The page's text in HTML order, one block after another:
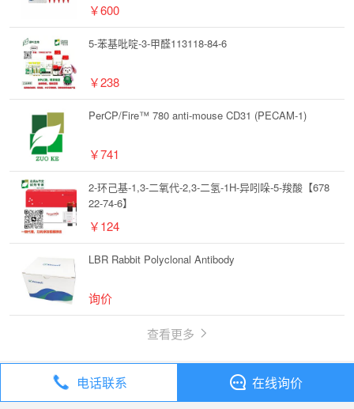
￥600
5-苯基吡啶-3-甲醛113118-84-6
￥238
PerCP/Fire™ 780 anti-mouse CD31 (PECAM-1)
￥741
2-环己基-1,3-二氧代-2,3-二氢-1H-异吲哚-5-羧酸【678
22-74-6】
￥124
LBR Rabbit Polyclonal Antibody
询价
查看更多
全部分类 试剂
电话联系 在线询价